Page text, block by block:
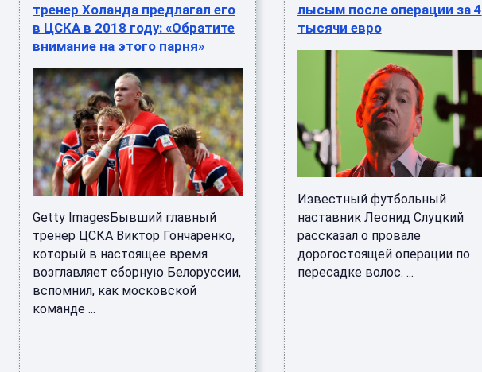
тренер Холанда предлагал его
в ЦСКА в 2018 году: «Обратите
внимание на этого парня»
Getty ImagesБывший главный
тренер ЦСКА Виктор Гончаренко,
который в настоящее время
возглавляет сборную Белоруссии,
вспомнил, как московской
команде ...
лысым после операции за 4
тысячи евро
Известный футбольный
наставник Леонид Слуцкий
рассказал о провале
дорогостоящей операции по
пересадке волос. ...